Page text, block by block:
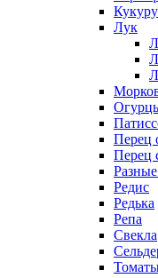
Лук
Перец
Перец
Редис
Редька
Репа
Свекла